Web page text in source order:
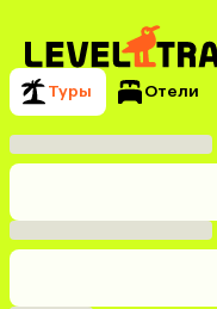
Туры Отели